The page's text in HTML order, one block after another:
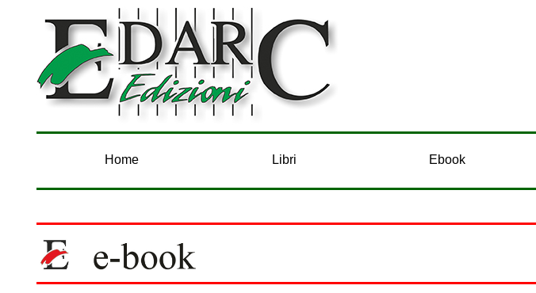
Home Libri Ebook